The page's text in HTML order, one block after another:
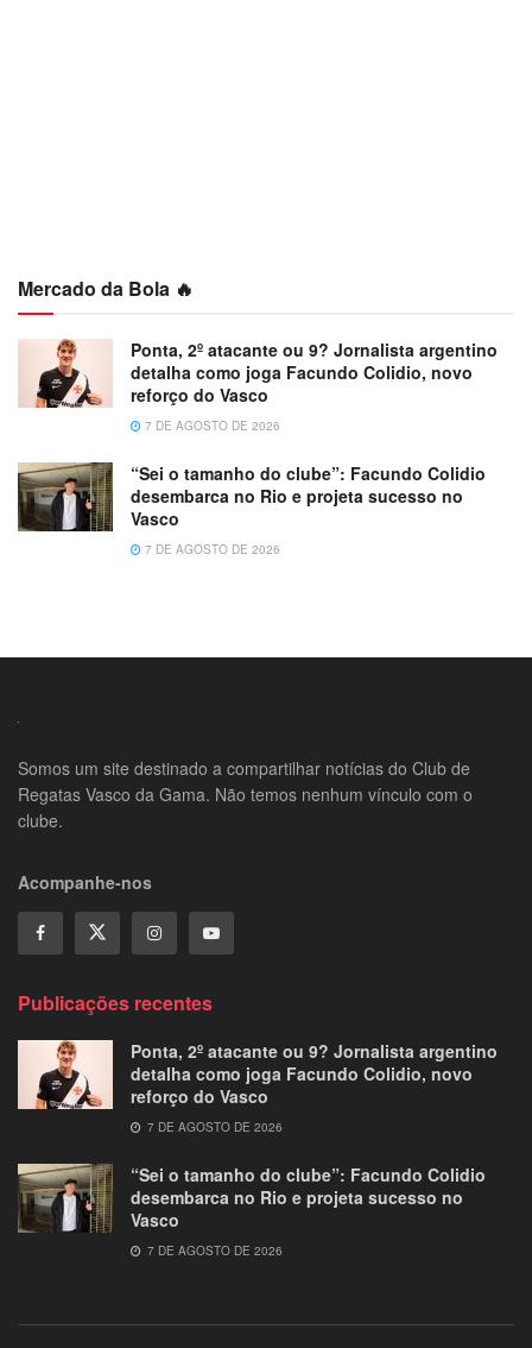
Mercado da Bola 🔥
Ponta, 2º atacante ou 9? Jornalista argentino
detalha como joga Facundo Colidio, novo
reforço do Vasco
7 DE AGOSTO DE 2026
“Sei o tamanho do clube”: Facundo Colidio
desembarca no Rio e projeta sucesso no
Vasco
7 DE AGOSTO DE 2026
Somos um site destinado a compartilhar notícias do Club de
Regatas Vasco da Gama. Não temos nenhum vínculo com o
clube.
Acompanhe-nos
Publicações recentes
Ponta, 2º atacante ou 9? Jornalista argentino
detalha como joga Facundo Colidio, novo
reforço do Vasco
7 DE AGOSTO DE 2026
“Sei o tamanho do clube”: Facundo Colidio
desembarca no Rio e projeta sucesso no
Vasco
7 DE AGOSTO DE 2026